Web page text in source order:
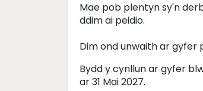
Mae pob plentyn sy'n
ddim ai peidio.
Dim ond unwaith ar gyfer
Bydd y cynllun ar gyfer
ar 31 Mai 2027.